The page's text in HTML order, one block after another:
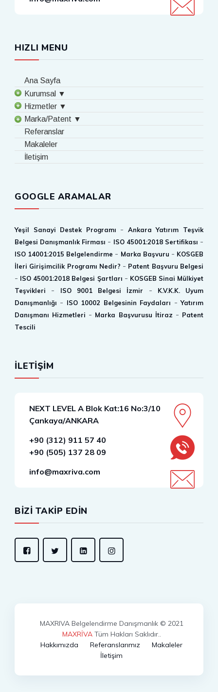
HIZLI MENU
Ana Sayfa
Kurumsal ▼
Hizmetler ▼
Marka/Patent ▼
Referanslar
Makaleler
İletişim
GOOGLE ARAMALAR
Yeşil Sanayi Destek Programı -
Ankara Yatırım Teşvik
Belgesi Danışmanlık Firması - ISO 45001:2018 Sertifikası -
ISO 14001:2015 Belgelendirme - Marka Başvuru - KOSGEB
İleri Girişimcilik Programı Nedir? - Patent Başvuru Belgesi
- ISO 45001:2018 Belgesi Şartları - KOSGEB Sinai Mülkiyet
Teşvikleri
- ISO 9001 Belgesi İzmir -
K.V.K.K. Uyum
Danışmanlığı - ISO 10002 Belgesinin Faydaları -Yatırım
Danışmanı Hizmetleri - Marka Başvurusu İtiraz - Patent
Tescili
İLETİŞİM
NEXT LEVEL A Blok Kat:16 No:3/10
Çankaya/ANKARA
+90 (312) 911 57 40
+90 (505) 137 28 09
info@maxriva.com
BİZİ TAKİP EDİN
MAXRIVA Belgelendirme Danışmanlık © 2021
MAXRİVATüm Hakları Saklıdır..
Hakkımızda
Referanslarımız
Makaleler
İletişim